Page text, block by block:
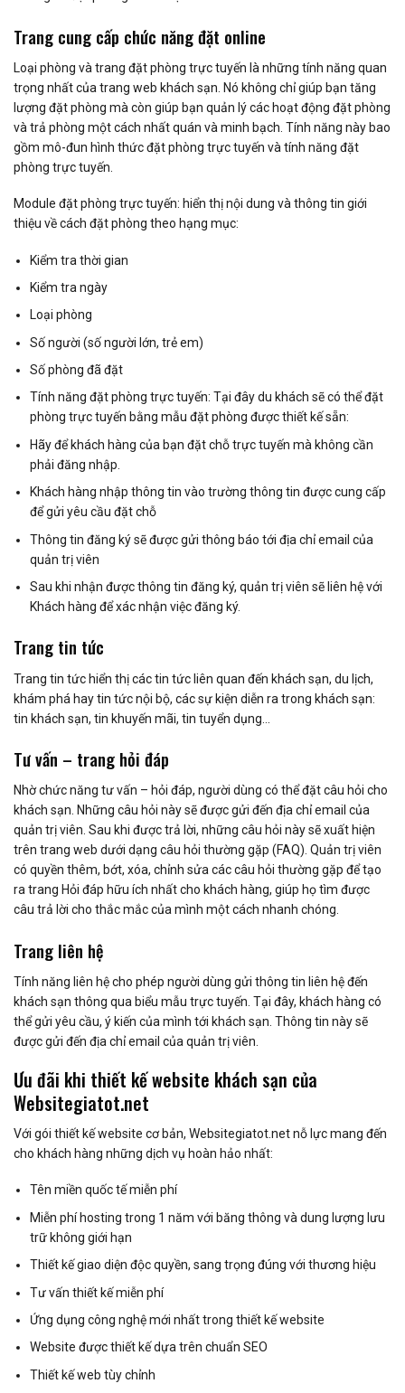
Trang cung cấp chức năng đặt online
Loại phòng và trang đặt phòng trực tuyến là những tính năng quan
trọng nhất của trang web khách sạn. Nó không chỉ giúp bạn tăng
lượng đặt phòng mà còn giúp bạn quản lý các hoạt động đặt phòng
và trả phòng một cách nhất quán và minh bạch. Tính năng này bao
gồm mô-đun hình thức đặt phòng trực tuyến và tính năng đặt
phòng trực tuyến.
Module đặt phòng trực tuyến: hiển thị nội dung và thông tin giới
thiệu về cách đặt phòng theo hạng mục:
Kiểm tra thời gian
Kiểm tra ngày
Loại phòng
Số người (số người lớn, trẻ em)
Số phòng đã đặt
Tính năng đặt phòng trực tuyến: Tại đây du khách sẽ có thể đặt
phòng trực tuyến bằng mẫu đặt phòng được thiết kế sẵn:
Hãy để khách hàng của bạn đặt chỗ trực tuyến mà không cần
phải đăng nhập.
Khách hàng nhập thông tin vào trường thông tin được cung cấp
để gửi yêu cầu đặt chỗ
Thông tin đăng ký sẽ được gửi thông báo tới địa chỉ email của
quản trị viên
Sau khi nhận được thông tin đăng ký, quản trị viên sẽ liên hệ với
Khách hàng để xác nhận việc đăng ký.
Trang tin tức
Trang tin tức hiển thị các tin tức liên quan đến khách sạn, du lịch,
khám phá hay tin tức nội bộ, các sự kiện diễn ra trong khách sạn:
tin khách sạn, tin khuyến mãi, tin tuyển dụng…
Tư vấn – trang hỏi đáp
Nhờ chức năng tư vấn – hỏi đáp, người dùng có thể đặt câu hỏi cho
khách sạn. Những câu hỏi này sẽ được gửi đến địa chỉ email của
quản trị viên. Sau khi được trả lời, những câu hỏi này sẽ xuất hiện
trên trang web dưới dạng câu hỏi thường gặp (FAQ). Quản trị viên
có quyền thêm, bớt, xóa, chỉnh sửa các câu hỏi thường gặp để tạo
ra trang Hỏi đáp hữu ích nhất cho khách hàng, giúp họ tìm được
câu trả lời cho thắc mắc của mình một cách nhanh chóng.
Trang liên hệ
Tính năng liên hệ cho phép người dùng gửi thông tin liên hệ đến
khách sạn thông qua biểu mẫu trực tuyến. Tại đây, khách hàng có
thể gửi yêu cầu, ý kiến ​​của mình tới khách sạn. Thông tin này sẽ
được gửi đến địa chỉ email của quản trị viên.
Ưu đãi khi thiết kế website khách sạn của
Websitegiatot.net
Với gói thiết kế website cơ bản, Websitegiatot.net nỗ lực mang đến
cho khách hàng những dịch vụ hoàn hảo nhất:
Tên miền quốc tế miễn phí
Miễn phí hosting trong 1 năm với băng thông và dung lượng lưu
trữ không giới hạn
Thiết kế giao diện độc quyền, sang trọng đúng với thương hiệu
Tư vấn thiết kế miễn phí
Ứng dụng công nghệ mới nhất trong thiết kế website
Website được thiết kế dựa trên chuẩn SEO
Thiết kế web tùy chỉnh